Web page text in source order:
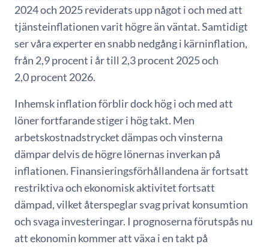
2024 och 2025 reviderats upp något i och med att
tjänsteinflationen varit högre än väntat. Samtidigt
ser våra experter en snabb nedgång i kärninflation,
från 2,9 procent i år till 2,3 procent 2025 och
2,0 procent 2026.
Inhemsk inflation förblir dock hög i och med att
löner fortfarande stiger i hög takt. Men
arbetskostnadstrycket dämpas och vinsterna
dämpar delvis de högre lönernas inverkan på
inflationen. Finansieringsförhållandena är fortsatt
restriktiva och ekonomisk aktivitet fortsatt
dämpad, vilket återspeglar svag privat konsumtion
och svaga investeringar. I prognoserna förutspås nu
att ekonomin kommer att växa i en takt på